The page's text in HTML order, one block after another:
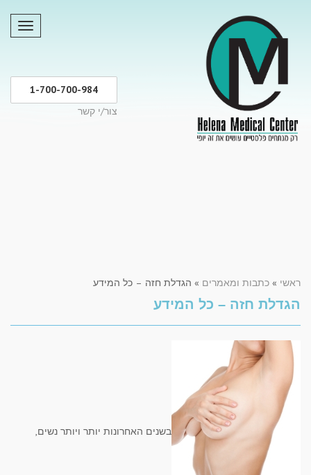
1-700-700-984
צור/י קשר
ראשי » כתבות ומאמרים » הגדלת חזה – כל המידע
הגדלת חזה – כל המידע
בשנים האחרונות יותר ויותר נשים,